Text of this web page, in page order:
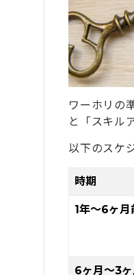
7 ワー
7.1一
7.2
8ワーホ
8.1
8.3
9 まと
ワーホリの
と「スキル
以下のスケ
時期
1年〜6ヶ月
6ヶ月〜3